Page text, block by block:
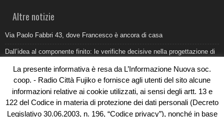
Altre notizie
Via Paolo Fabbri 43, dove Francesco è ancora di casa
Dall’idea al componente finito: le verifiche decisive nella progettazione di
Belvedere Marittimo e il report ARPACAL 2026 sulla qualità del mare
Come organizzare e allestire una camera ardente per l’ultimo saluto
Umidità di risalita in casa, come riconoscere i segnali veri
La presente informativa è resa da L’Informazione Nuova soc.
coop. - Radio Città Fujiko e fornisce agli utenti del sito alcune
informazioni relative ai cookie utilizzati, ai sensi degli artt. 13 e
122 del Codice in materia di protezione dei dati personali (Decreto
Legislativo 30.06.2003, n. 196, “Codice privacy”), nonché in base